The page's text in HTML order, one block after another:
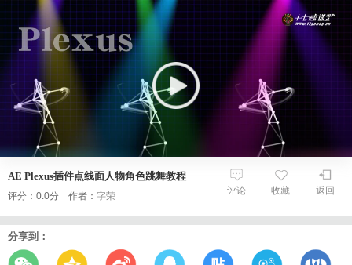
AE Plexus插件点线面人物角色跳舞教程
评分：0.0分 作者： 字荣 返回
收藏
评论
分享到：